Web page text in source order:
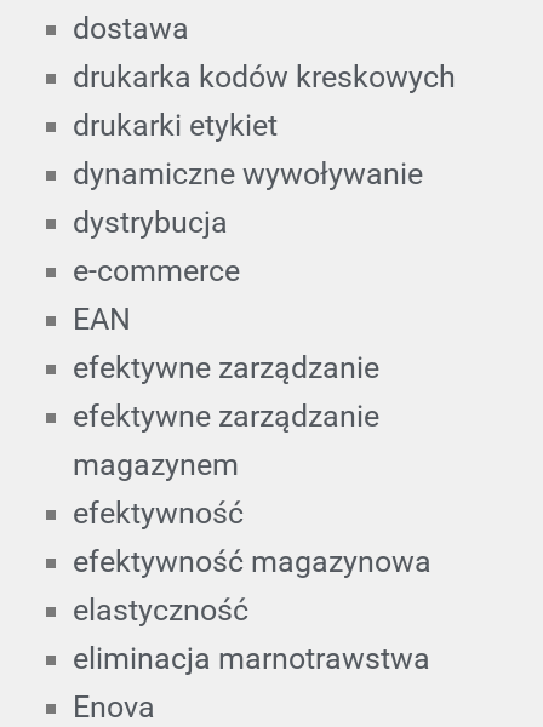
dostawa
drukarka kodów kreskowych
drukarki etykiet
dynamiczne wywoływanie
dystrybucja
e-commerce
EAN
efektywne zarządzanie
efektywne zarządzanie
magazynem
efektywność
efektywność magazynowa
elastyczność
eliminacja marnotrawstwa
Enova